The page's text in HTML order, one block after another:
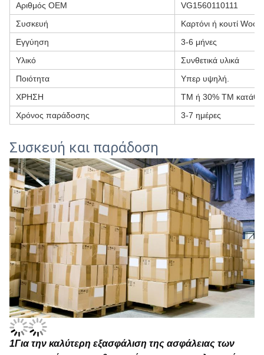
Αριθμός OEM
VG1560110111
Συσκευή
Καρτόνι ή κουτί
Εγγύηση
3-6 μήνες
Υλικό
Συνθετικά υλικά
Ποιότητα
Υπερ υψηλή.
ΧΡΗΣΗ
ΤΜ ή 30% ΤΜ
Χρόνος παράδοσης
3-7 ημέρες
Συσκευή και παράδοση
1Για την καλύτερη εξασφάλιση της ασφάλειας των